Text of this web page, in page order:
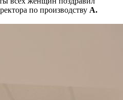
по производству А.